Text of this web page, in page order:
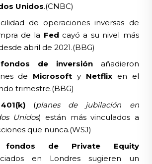
Unidos.(CNBC)
de operaciones inversas de
de la Fed cayó a su nivel más
abril de 2021.(BBG)
fondos de inversiónañadieron
de Microsoft y Netflixen el
trimestre.(BBG)
401(k)(planes de jubilación en
Unidos) están más vinculados a
que nunca.(WSJ)
fondos de Private Equity
en Londres sugieren un